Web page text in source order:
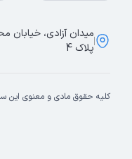
میدان آزادی، خیابان
پلاک 4
کلیه حقوق مادی و معنوی این